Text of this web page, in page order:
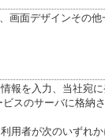
画面デザインその
報を入力、当社宛
スのサーバに格納
用者が次のいずれ